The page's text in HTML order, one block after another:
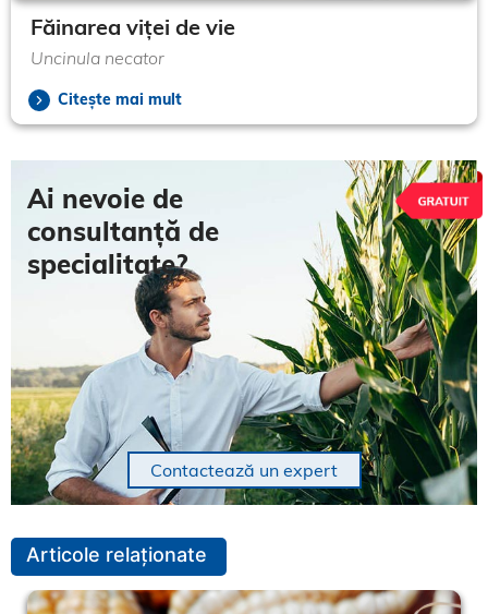
Făinarea viței de vie
Uncinula necator
Citește mai mult
Ai nevoie de
consultanță de
specialitate?
Contactează un expert
Articole relaționate